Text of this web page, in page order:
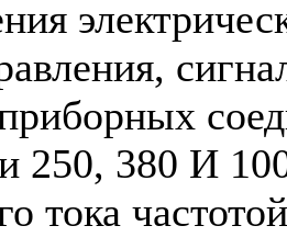
250, 380 И
тока